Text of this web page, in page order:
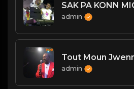
SAK PA KONN
admin
Tout Moun
admin